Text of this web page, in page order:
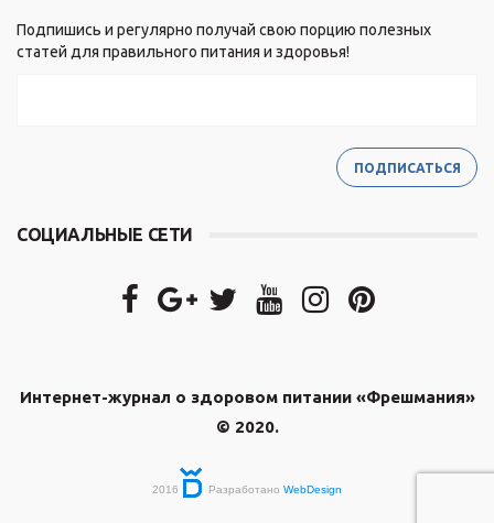
Подпишись и регулярно получай свою порцию полезных
статей для правильного питания и здоровья!
СОЦИАЛЬНЫЕ СЕТИ
Интернет-журнал о здоровом питании «Фрешмания»
© 2020.
2016 Разработано WebDesign